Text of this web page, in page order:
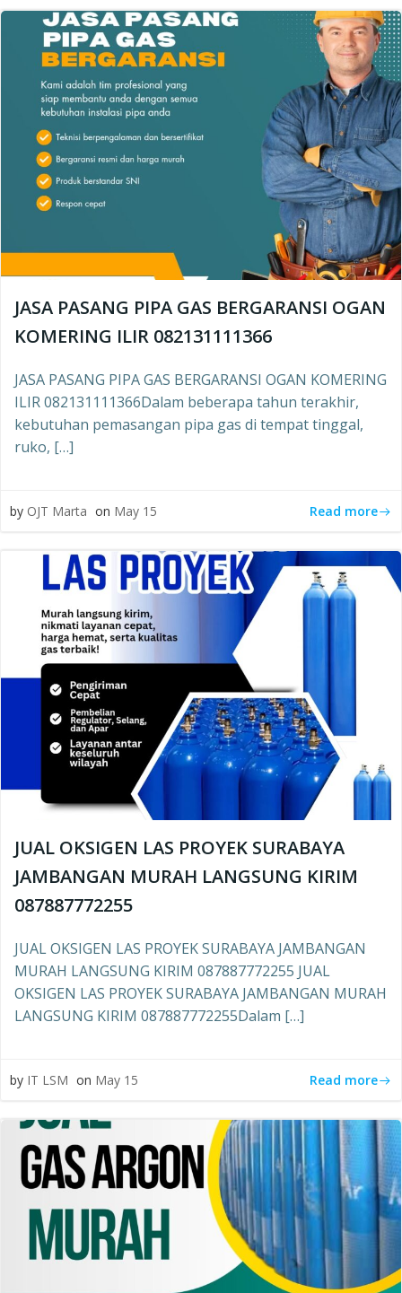
JASA PASANG PIPA GAS BERGARANSI OGAN
KOMERING ILIR 082131111366
JASA PASANG PIPA GAS BERGARANSI OGAN KOMERING
ILIR 082131111366Dalam beberapa tahun terakhir,
kebutuhan pemasangan pipa gas di tempat tinggal,
ruko, […]
by OJT Marta on May 15 Read more
JUAL OKSIGEN LAS PROYEK SURABAYA
JAMBANGAN MURAH LANGSUNG KIRIM
087887772255
JUAL OKSIGEN LAS PROYEK SURABAYA JAMBANGAN
MURAH LANGSUNG KIRIM 087887772255 JUAL
OKSIGEN LAS PROYEK SURABAYA JAMBANGAN MURAH
LANGSUNG KIRIM 087887772255Dalam […]
by IT LSM on May 15 Read more